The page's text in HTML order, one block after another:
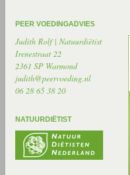
PEER VOEDINGADVIES
Judith Rolf | Natuurdiëtist
Irenestraat 22
2361 SP Warmond
judith@peervoeding.nl
06 28 65 38 20
NATUURDIËTIST